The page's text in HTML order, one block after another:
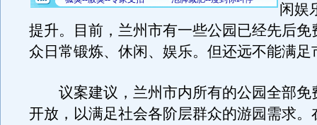
闲娱
提升。目前，兰州市有一些公园已经先后免
众日常锻炼、休闲、娱乐。但还远不能满足
议案建议，兰州市内所有的公园全部免
开放，以满足社会各阶层群众的游园需求。